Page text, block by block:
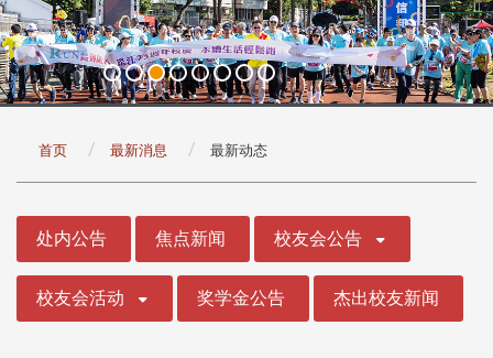
首页 最新消息 最新动态
处内公告 焦点新闻 校友会公告
校友会活动 奖学金公告 杰出校友新闻